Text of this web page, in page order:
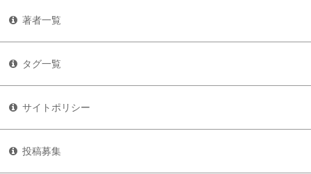
著者一覧
タグ一覧
サイトポリシー
投稿募集